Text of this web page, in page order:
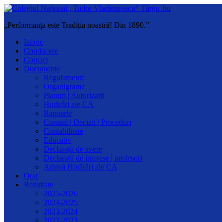
„Performanța este Tradiția noastră! Din 1890.”
Istoric
Conducere
Contact
Documente
Regulamente
Organigrama
Planuri | Autorizații
Hotărâri ale CA
Rapoarte
Comisii | Decizii | Proceduri
Contabilitate
Educativ
Declarații de avere
Declarații de interese | profesori
Arhivă Hotărâri ale CA
Orar
Rezultate
2025-2026
2024-2025
2023-2024
2022-2023